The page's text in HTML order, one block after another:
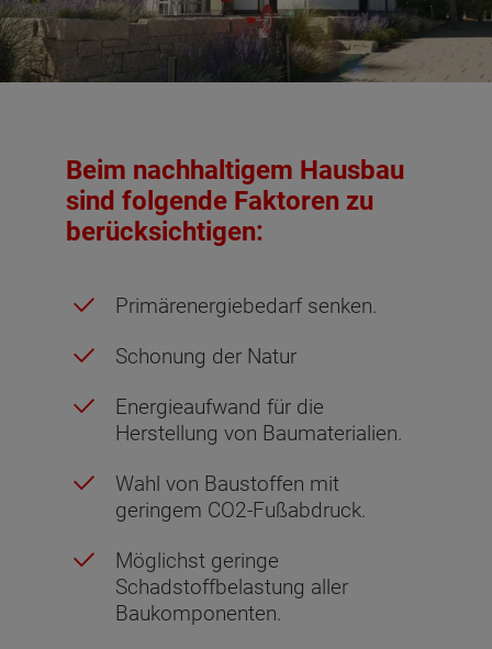
Beim nachhaltigem Hausbau
sind folgende Faktoren zu
berücksichtigen:
Primärenergiebedarf senken.
Schonung der Natur
Energieaufwand für die
Herstellung von Baumaterialien.
Wahl von Baustoffen mit
geringem CO2-Fußabdruck.
Möglichst geringe
Schadstoffbelastung aller
Baukomponenten.